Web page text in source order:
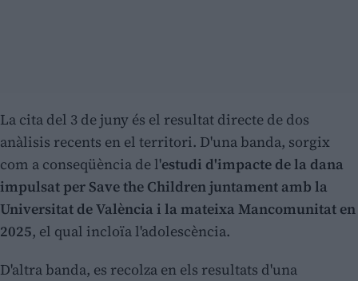
La cita del 3 de juny és el resultat directe de dos
anàlisis recents en el territori. D'una banda, sorgix
com a conseqüència de l'estudi d'impacte de la dana
impulsat per Save the Children juntament amb la
Universitat de València i la mateixa Mancomunitat en
2025, el qual incloïa l'adolescència.
D'altra banda, es recolza en els resultats d'una